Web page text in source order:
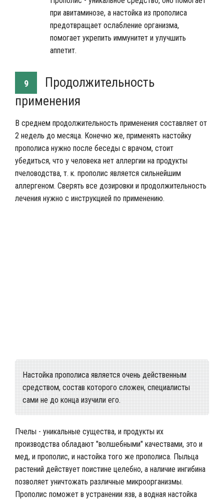
при авитаминозе, а настойка из прополиса
предотвращает ослабление организма,
помогает укрепить иммунитет и улучшить
аппетит.
9
Продолжительность
применения
В среднем продолжительность применения составляет от
2 недель до месяца. Конечно же, применять настойку
прополиса нужно после беседы с врачом, стоит
убедиться, что у человека нет аллергии на продукты
пчеловодства, т. к. прополис является сильнейшим
аллергеном. Сверять все дозировки и продолжительность
лечения нужно с инструкцией по применению.
Настойка прополиса является очень действенным
средством, состав которого сложен, специалисты
сами не до конца изучили его.
Пчелы - уникальные существа, и продукты их
производства обладают "волшебными" качествами, это и
мед, и прополис, и настойка того же прополиса. Пыльца
растений действует поистине целебно, а наличие ингибина
позволяет уничтожать различные микроорганизмы.
Прополис поможет в устранении язв, а водная настойка